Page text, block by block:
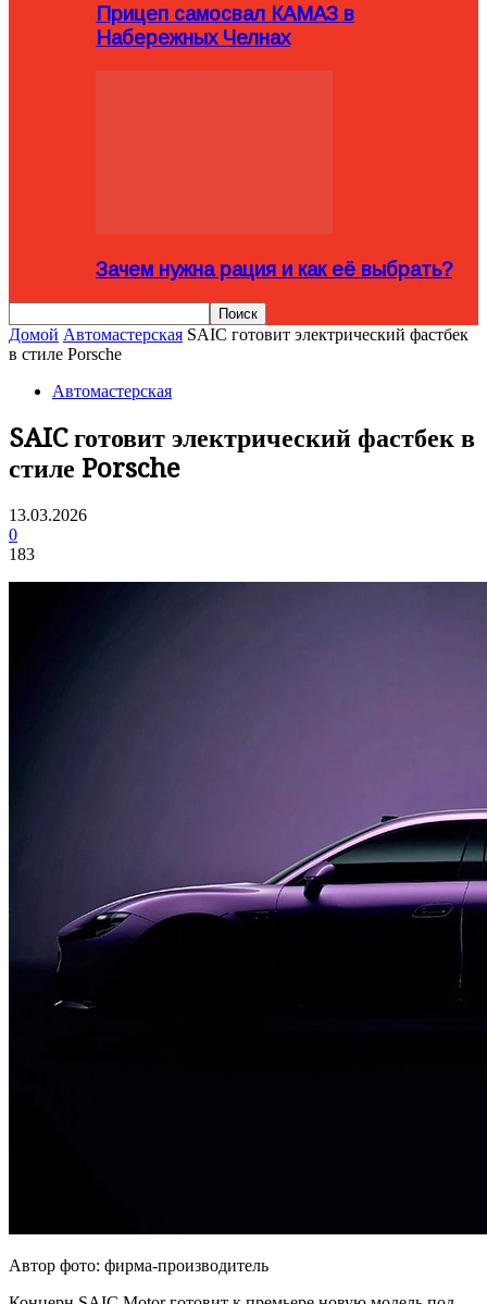
Прицеп самосвал КАМАЗ в
Набережных Челнах
Зачем нужна рация и как её выбрать?
Домой Автомастерская SAIC готовит электрический фастбек
в стиле Porsche
Автомастерская
SAIC готовит электрический фастбек в
стиле Porsche
13.03.2026
0
183
Автор фото: фирма-производитель